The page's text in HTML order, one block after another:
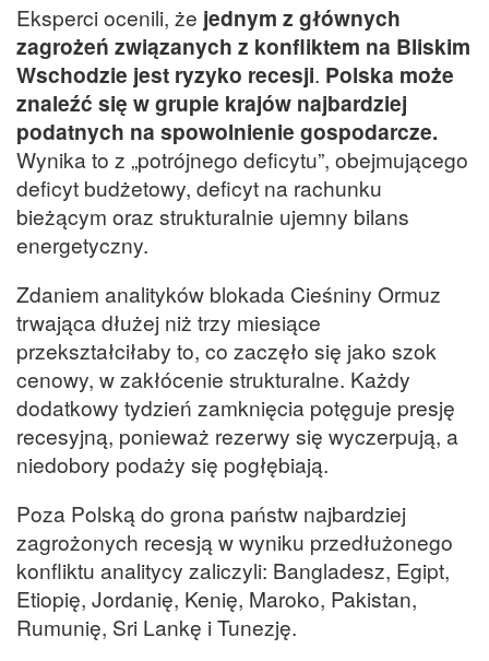
Eksperci ocenili, że jednym z głównych
zagrożeń związanych z konfliktem na Bliskim
Wschodzie jest ryzyko recesji. Polska może
znaleźć się w grupie krajów najbardziej
podatnych na spowolnienie gospodarcze.
Wynika to z „potrójnego deficytu”, obejmującego
deficyt budżetowy, deficyt na rachunku
bieżącym oraz strukturalnie ujemny bilans
energetyczny.
Zdaniem analityków blokada Cieśniny Ormuz
trwająca dłużej niż trzy miesiące
przekształciłaby to, co zaczęło się jako szok
cenowy, w zakłócenie strukturalne. Każdy
dodatkowy tydzień zamknięcia potęguje presję
recesyjną, ponieważ rezerwy się wyczerpują, a
niedobory podaży się pogłębiają.
Poza Polską do grona państw najbardziej
zagrożonych recesją w wyniku przedłużonego
konfliktu analitycy zaliczyli: Bangladesz, Egipt,
Etiopię, Jordanię, Kenię, Maroko, Pakistan,
Rumunię, Sri Lankę i Tunezję.